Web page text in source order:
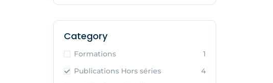
Category
Formations
1
Publications Hors séries
4